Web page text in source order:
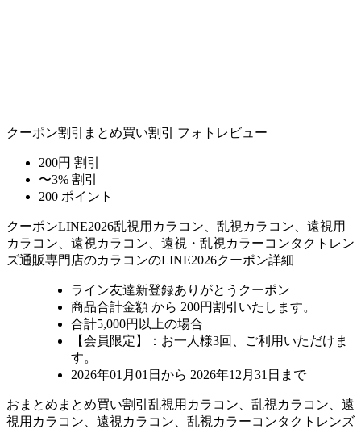
クーポン割引 まとめ買い割引 フォトレビュー
200円 割引
〜3% 割引
200 ポイント
クーポンLINE2026乱視用カラコン、乱視カラコン、遠視用
カラコン、遠視カラコン、遠視・乱視カラーコンタクトレン
ズ通販専門店のカラコンのLINE2026クーポン詳細
ライン友達新登録ありがとうクーポン
商品合計金額 から 200円割引 いたします。
合計5,000円以上の場合
【会員限定】：お一人様3回
、ご利用いただけま
す。
2026年01月01日から 2026年12月31日まで
おまとめ まとめ買い割引 乱視用カラコン、乱視カラコン、遠
視用カラコン、遠視カラコン、乱視カラーコンタクトレンズ